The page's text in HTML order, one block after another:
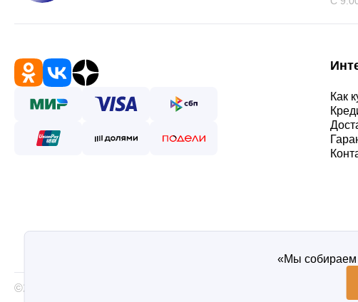
Как
©2026 — Таврос интернет магазин металлопроката
«Мы собираем